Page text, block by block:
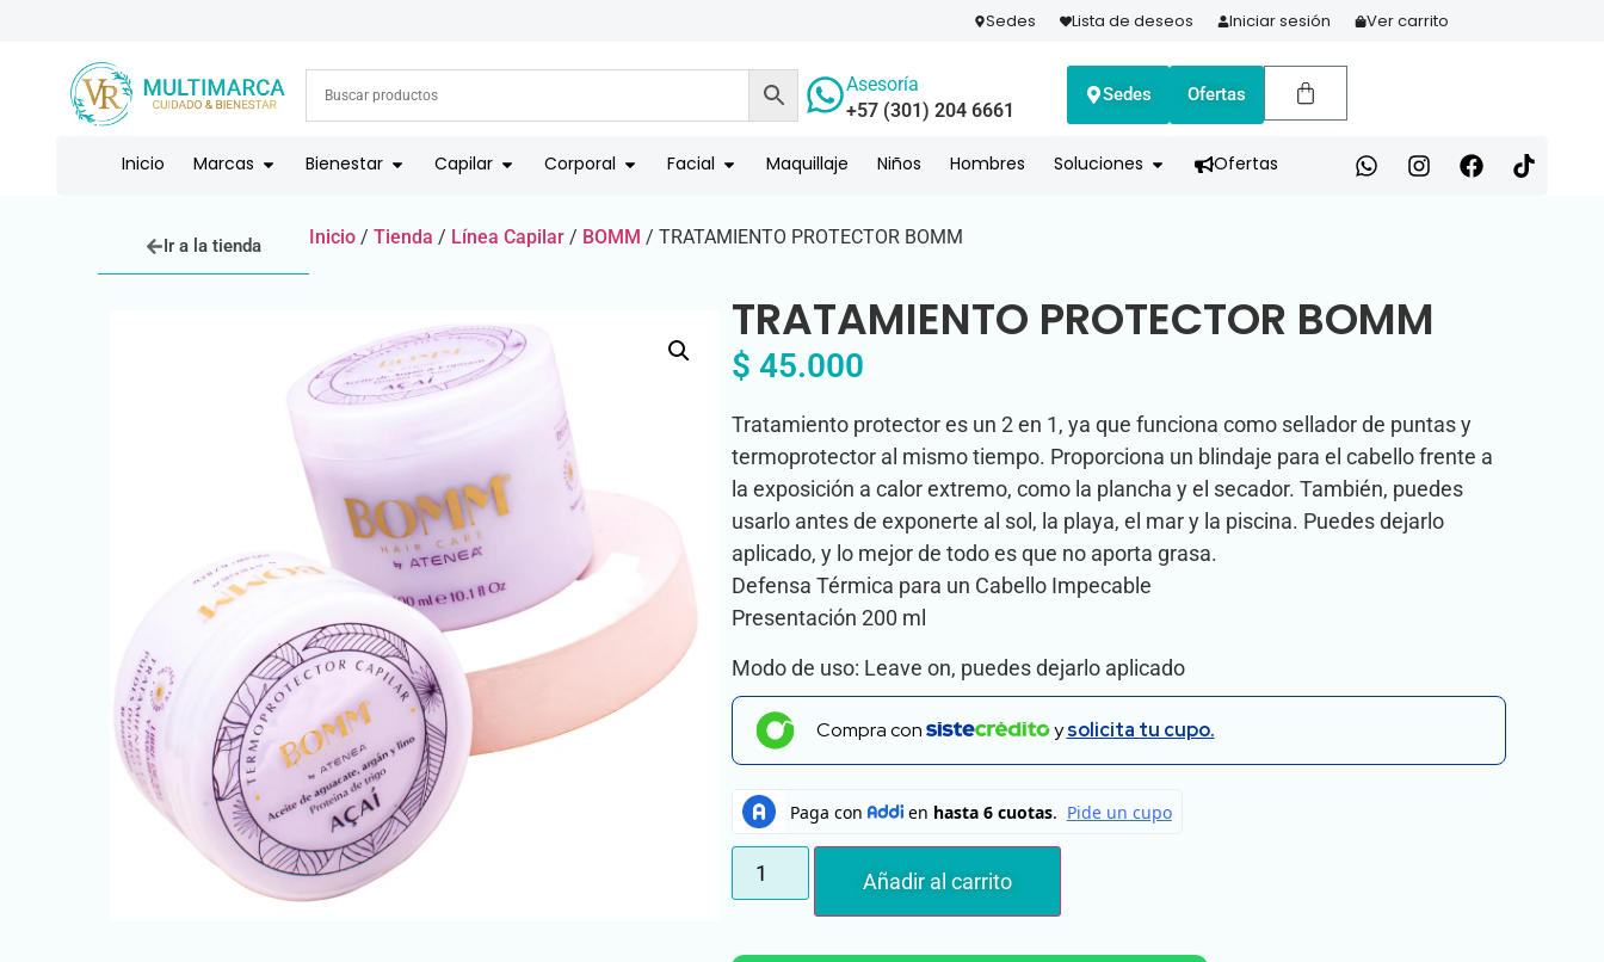
ENVÍOS A TODO EL PAÍS | RECIBIMOS TODOS LOS MEDIOS DE PAGO COMPRA HOY Y PAGA EN 3 CUOTAS CON ADDI
Sedes Lista de deseos Iniciar sesión Ver carrito
Asesoría
+57 (301) 204 6661
Sedes Ofertas
Inicio Marcas Bienestar Capilar Corporal Facial Maquillaje Niños Hombres Soluciones Ofertas
Ir a la tienda Inicio / Tienda / Línea Capilar / BOMM / TRATAMIENTO PROTECTOR BOMM
TRATAMIENTO PROTECTOR BOMM
$ 45.000
Tratamiento protector es un 2 en 1, ya que funciona como sellador de puntas y
termoprotector al mismo tiempo. Proporciona un blindaje para el cabello frente a
la exposición a calor extremo, como la plancha y el secador. También, puedes
usarlo antes de exponerte al sol, la playa, el mar y la piscina. Puedes dejarlo
aplicado, y lo mejor de todo es que no aporta grasa.
Defensa Térmica para un Cabello Impecable
Presentación 200 ml
Modo de uso: Leave on, puedes dejarlo aplicado
Compra con ysolicita tu cupo.
Añadir al carrito